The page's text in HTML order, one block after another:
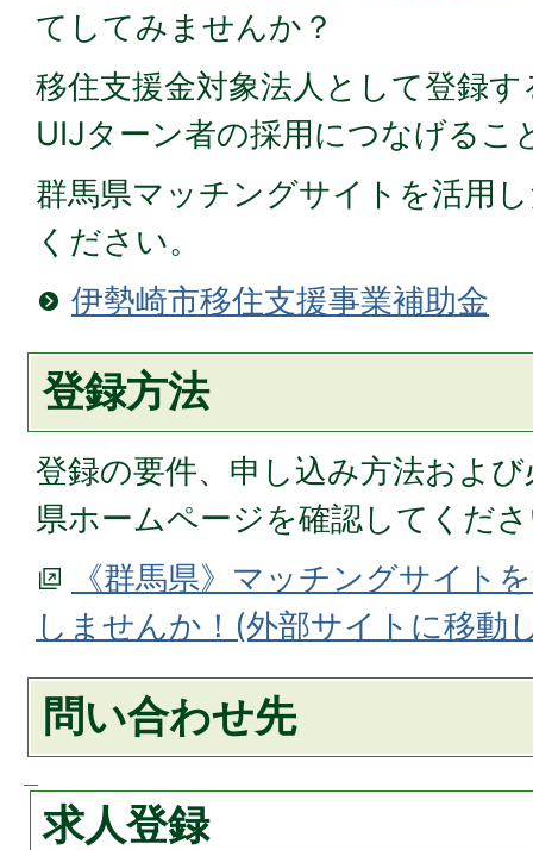
てしてみませんか？
移住支援金対象法人として登録
UIJターン者の採用につなげるこ
群馬県マッチングサイトを活用
ください。
伊勢崎市移住支援事業補助金
登録方法
登録の要件、申し込み方法およ
県ホームページを確認してくだ
《群馬県》マッチングサイト
しませんか！(外部サイトに移動
問い合わせ先
求人登録